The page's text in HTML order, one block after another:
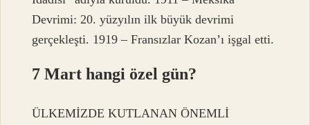
Devrimi: 20. yüzyılın ilk büyük devrimi
gerçekleşti. 1919 – Fransızlar Kozan’ı işgal etti.
7 Mart hangi özel gün?
ÜLKEMİZDE KUTLANAN ÖNEMLİ